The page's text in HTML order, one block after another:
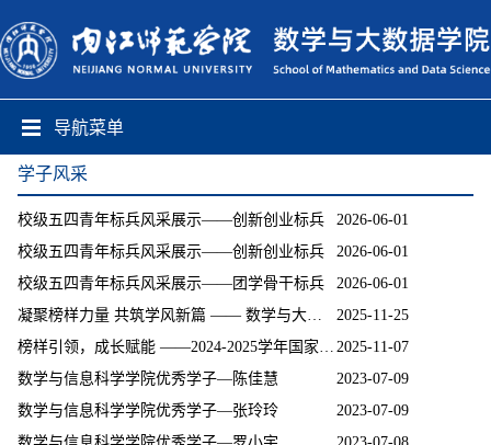
导航菜单
学子风采
校级五四青年标兵风采展示——创新创业标兵
2026-06-01
校级五四青年标兵风采展示——创新创业标兵
2026-06-01
校级五四青年标兵风采展示——团学骨干标兵
2026-06-01
凝聚榜样力量 共筑学风新篇 —— 数学与大数据学院召开优秀学子表彰大会
2025-11-25
榜样引领，成长赋能 ——2024-2025学年国家奖学金获得者先进事迹分享会 2025-11-07
数学与信息科学学院优秀学子—陈佳慧
2023-07-09
数学与信息科学学院优秀学子—张玲玲
2023-07-09